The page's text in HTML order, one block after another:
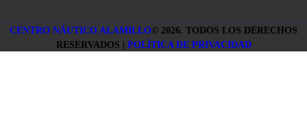
CENTRO NÁUTICO ALAMILLO© 2026. TODOS LOS DERECHOS
RESERVADOS | POLÍTICA DE PRIVACIDAD